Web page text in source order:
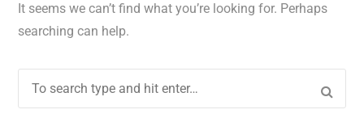
It seems we can’t find what you’re looking for. Perhaps
searching can help.
Nieuwsbrief feed